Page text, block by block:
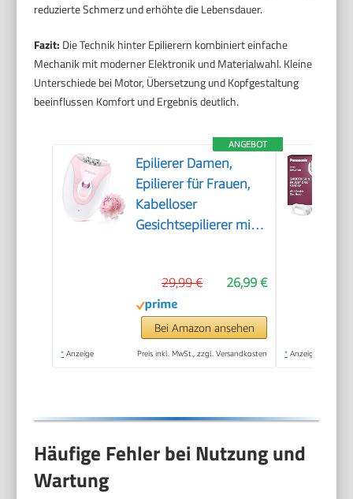
reduzierte Schmerz und erhöhte die Lebensdauer.
Fazit: Die Technik hinter Epilierern kombiniert einfache
Mechanik mit moderner Elektronik und Materialwahl. Kleine
Unterschiede bei Motor, Übersetzung und Kopfgestaltung
beeinflussen Komfort und Ergebnis deutlich.
ANGEBOT
Epilierer Damen,
Epilierer für Frauen,
Kabelloser
Gesichtsepilierer mit
Haarentferner für
Gesicht, Körper,
Achsel, Beine &
Bikinizone
26,99 €
29,99 €
Bei Amazon ansehen
* Anzeige Preis inkl. MwSt., zzgl. Versandkosten * Anzeige
Häufige Fehler bei Nutzung und
Wartung